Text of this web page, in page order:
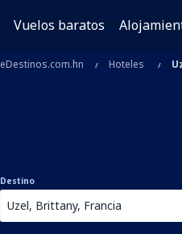
Vuelos baratos
eDestinos.com.hn Hoteles
Destino